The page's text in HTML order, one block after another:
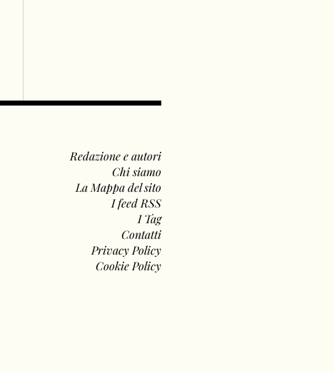
Redazione e autori
Chi siamo
La Mappa del sito
I feed RSS
I Tag
Contatti
Privacy Policy
Cookie Policy